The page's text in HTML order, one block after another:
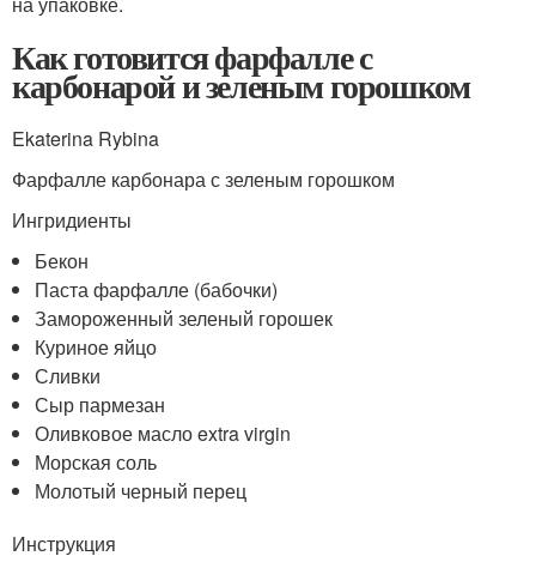
Как готовится фарфалле с
карбонарой и зеленым горошком
Ekaterina Rybina
Фарфалле карбонара с зеленым горошком
Ингридиенты
Бекон
Паста фарфалле (бабочки)
Замороженный зеленый горошек
Куриное яйцо
Сливки
Сыр пармезан
Оливковое масло extra virgin
Морская соль
Молотый черный перец
Инструкция